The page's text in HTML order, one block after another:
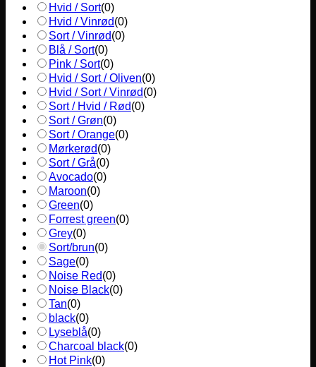
Hvid / Sort(0)
Hvid / Vinrød(0)
Sort / Vinrød(0)
Blå / Sort(0)
Pink / Sort(0)
Hvid / Sort / Oliven(0)
Hvid / Sort / Vinrød(0)
Sort / Hvid / Rød(0)
Sort / Grøn(0)
Sort / Orange(0)
Mørkerød(0)
Sort / Grå(0)
Avocado(0)
Maroon(0)
Green(0)
Forrest green(0)
Grey(0)
Sort/brun(0)
Sage(0)
Noise Red(0)
Noise Black(0)
Tan(0)
black(0)
Lyseblå(0)
Charcoal black(0)
Hot Pink(0)